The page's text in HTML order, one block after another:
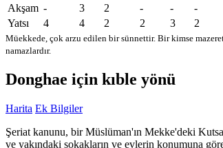
Akşam - 3 2 - -
-
Yatsı
4 4 2 2 3 2
Müekkede, çok arzu edilen bir sünnettir. Bir kimse
namazlardır.
Donghae için kıble yönü
Harita Ek Bilgiler
Şeriat kanunu, bir Müslüman'ın Mekke'deki
ve yakındaki sokakların ve evlerin konumuna